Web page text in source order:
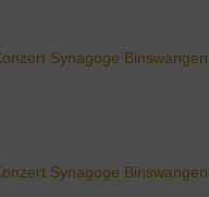
Synagoge
Synagoge